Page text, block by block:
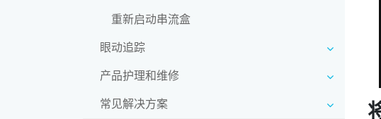
重新启动串流盒
眼动追踪
产品护理和维修
常见解决方案